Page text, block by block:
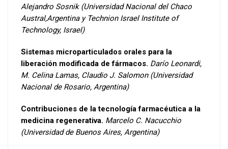
Alejandro Sosnik (Universidad Nacional del Chaco
Austral,Argentina y Technion Israel Institute of
Technology, Israel)
Sistemas microparticulados orales para la
liberación modificada de fármacos. Darío Leonardi,
M. Celina Lamas, Claudio J. Salomon (Universidad
Nacional de Rosario, Argentina)
Contribuciones de la tecnología farmacéutica a la
medicina regenerativa. Marcelo C. Nacucchio
(Universidad de Buenos Aires, Argentina)